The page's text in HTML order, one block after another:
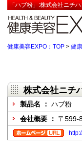
「ハブ粉」:株式会社ニチ
健康美容EXPO：TOP > 健
株式会社ニチ
製品名 ： ハブ粉
会社概要 ： 〒599-